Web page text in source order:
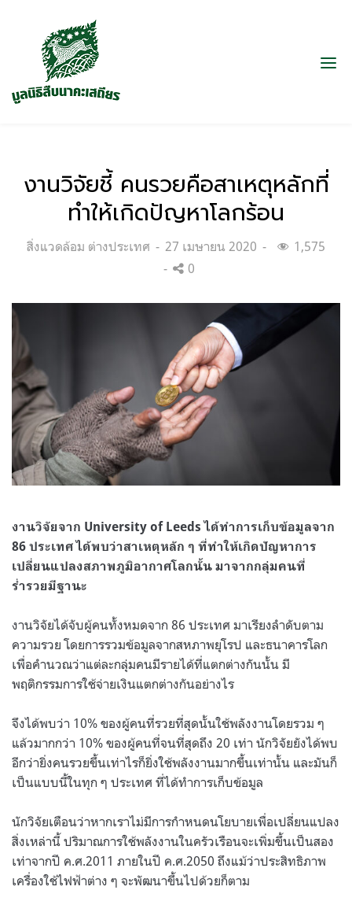
งานวิจัยชี้ คนรวยคือสาเหตุหลักที่
ทำให้เกิดปัญหาโลกร้อน
Categories:
สิ่งแวดล้อม ต่างประเทศ
Posted
on
27 เมษายน 2020
1,575
0
งานวิจัยจาก University of Leeds ได้ทำการเก็บข้อมูลจาก
86 ประเทศ ได้พบว่าสาเหตุหลัก ๆ ที่ทำให้เกิดปัญหาการ
เปลี่ยนแปลงสภาพภูมิอากาศโลกนั้น มาจากกลุ่มคนที่
ร่ำรวยมีฐานะ
งานวิจัยได้จับผู้คนทั้งหมดจาก 86 ประเทศ มาเรียงลำดับตาม
ความรวย โดยการรวมข้อมูลจากสหภาพยุโรป และธนาคารโลก
เพื่อคำนวณว่าแต่ละกลุ่มคนมีรายได้ที่แตกต่างกันนั้น มี
พฤติกรรมการใช้จ่ายเงินแตกต่างกันอย่างไร
จึงได้พบว่า 10% ของผู้คนที่รวยที่สุดนั้นใช้พลังงานโดยรวม ๆ
แล้วมากกว่า 10% ของผู้คนที่จนที่สุดถึง 20 เท่า นักวิจัยยังได้พบ
อีกว่ายิ่งคนรวยขึ้นเท่าไรก็ยิ่งใช้พลังงานมากขึ้นเท่านั้น และมันก็
เป็นแบบนี้ในทุก ๆ ประเทศ ที่ได้ทำการเก็บข้อมูล
นักวิจัยเตือนว่าหากเราไม่มีการกำหนดนโยบายเพื่อเปลี่ยนแปลง
สิ่งเหล่านี้ ปริมาณการใช้พลังงานในครัวเรือนจะเพิ่มขึ้นเป็นสอง
เท่าจากปี ค.ศ.2011 ภายในปี ค.ศ.2050 ถึงแม้ว่าประสิทธิภาพ
เครื่องใช้ไฟฟ้าต่าง ๆ จะพัฒนาขึ้นไปด้วยก็ตาม